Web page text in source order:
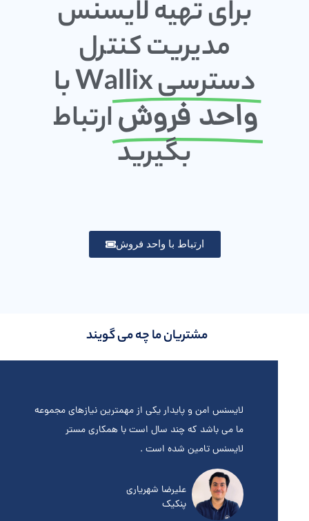
برای تهیه لایسنس
مدیریت کنترل
دسترسی Wallix با
واحد فروشارتباط
بگیرید
ارتباط با واحد فروش
مشتریان ما چه می گویند
لایسنس امن و پایدار یکی از مهمترین نیازهای مجموعه
ما می باشد که چند سال است با همکاری مستر
لایسنس تامین شده است .
علیرضا شهریاری
پنکیک